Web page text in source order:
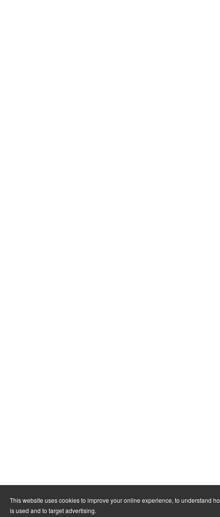
This website uses cookies to improve your online experience, to understand
is used and to target advertising.